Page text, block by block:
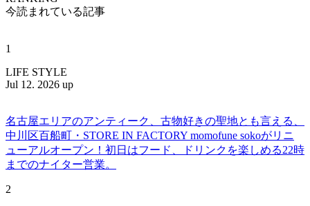
今読まれている記事
1
LIFE STYLE
Jul 12. 2026 up
名古屋エリアのアンティーク、古物好きの聖地とも言える、
中川区百船町・STORE IN FACTORY momofune sokoがリニ
ューアルオープン！初日はフード、ドリンクを楽しめる22時
までのナイター営業。
2